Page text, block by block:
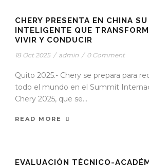
CHERY PRESENTA EN CHINA
INTELIGENTE QUE
VIVIR Y CONDUCIR
18 Oct 2025 / admin / 0 Comment
Quito 2025.- Chery se prepara para
todo el mundo en el Summit
Chery 2025, que se...
READ MORE
EVALUACIÓN TÉCNICO-